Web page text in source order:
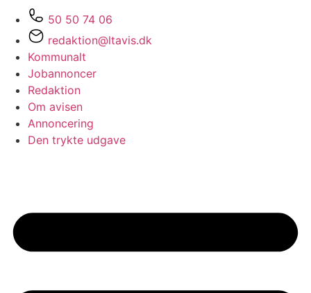
50 50 74 06
redaktion@ltavis.dk
Kommunalt
Jobannoncer
Redaktion
Om avisen
Annoncering
Den trykte udgave